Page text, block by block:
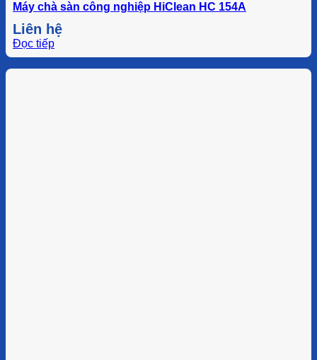
Máy chà sàn công nghiệp HiClean HC 154A
Liên hệ
Đọc tiếp